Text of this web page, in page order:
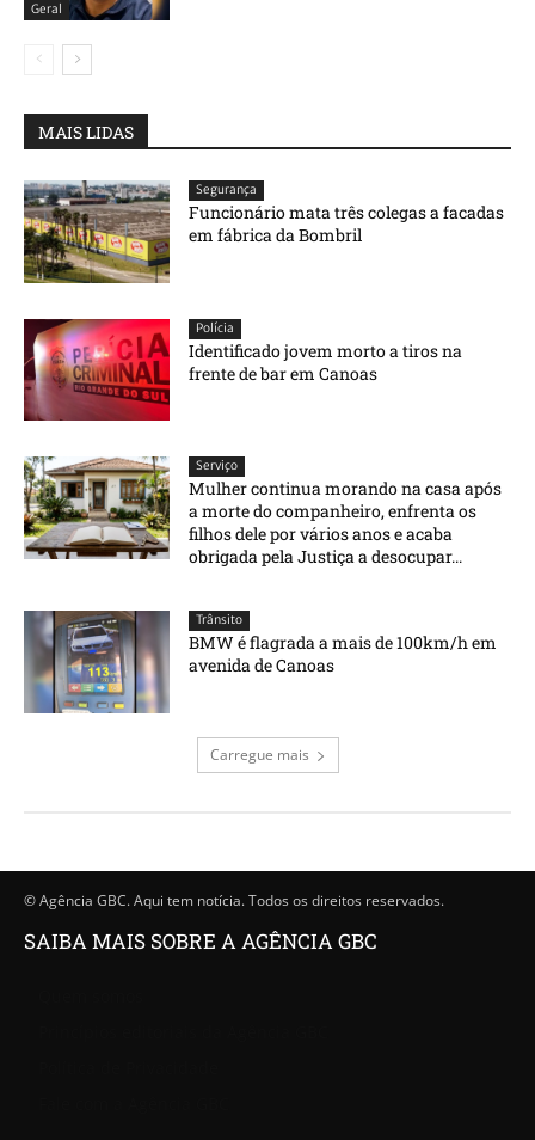
Geral
MAIS LIDAS
Segurança
Funcionário mata três colegas a facadas
em fábrica da Bombril
Polícia
Identificado jovem morto a tiros na
frente de bar em Canoas
Serviço
Mulher continua morando na casa após
a morte do companheiro, enfrenta os
filhos dele por vários anos e acaba
obrigada pela Justiça a desocupar...
Trânsito
BMW é flagrada a mais de 100km/h em
avenida de Canoas
Carregue mais
© Agência GBC. Aqui tem notícia. Todos os direitos reservados.
SAIBA MAIS SOBRE A AGÊNCIA GBC